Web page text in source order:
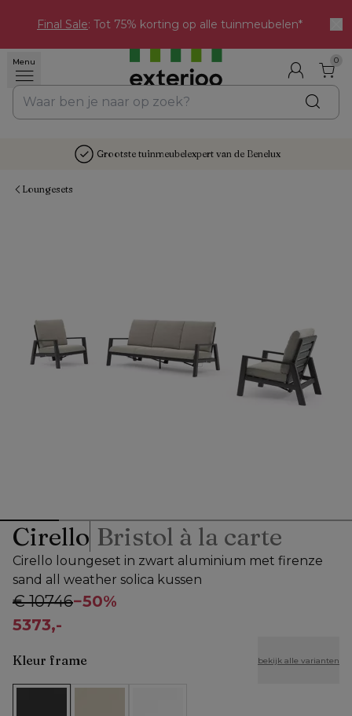
Final Sale: Tot 75% korting op alle tuinmeubelen*
Menu 0
Grootste tuinmeubelexpert van de Benelux
Loungesets
Cirello Bristol à la carte
Cirello loungeset in zwart aluminium met firenze
sand all weather solica kussen
€ 10746−50%
5373,-
Kleur frame bekijk alle varianten